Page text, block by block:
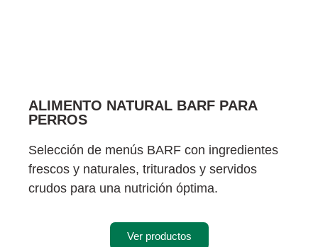
ALIMENTO NATURAL BARF PARA
PERROS
Selección de menús BARF con ingredientes
frescos y naturales, triturados y servidos
crudos para una nutrición óptima.
Ver productos